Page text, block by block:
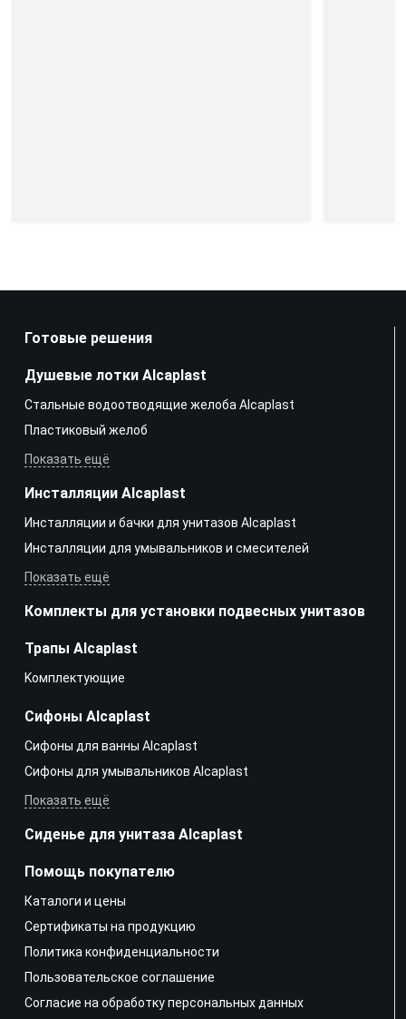
Готовые решения
Душевые лотки Alcaplast
Стальные водоотводящие желоба Alcaplast
Пластиковый желоб
Показать ещё
Инсталляции Alcaplast
Инсталляции и бачки для унитазов Alcaplast
Инсталляции для умывальников и смесителей
Показать ещё
Комплекты для установки подвесных унитазов
Трапы Alcaplast
Kомплектующие
Сифоны Alcaplast
Сифоны для ванны Alcaplast
Сифоны для умывальников Alcaplast
Показать ещё
Сиденье для унитаза Alcaplast
Помощь покупателю
Каталоги и цены
Сертификаты на продукцию
Политика конфиденциальности
Пользовательское соглашение
Согласие на обработку персональных данных